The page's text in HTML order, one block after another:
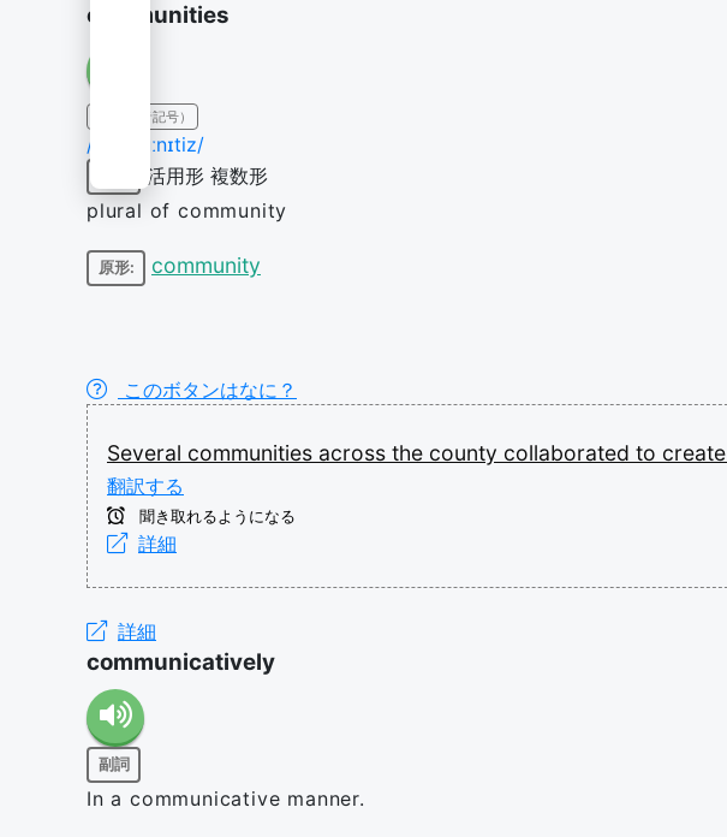
communities
IPA（発音記号）
/kəˈmjuːnɪtiz/
活用形 複数形
plural of community
原形: community
このボタンはなに？
Several communities across the county collaborated to create
翻訳する
聞き取れるようになる
詳細
詳細
communicatively
副詞
In a communicative manner.